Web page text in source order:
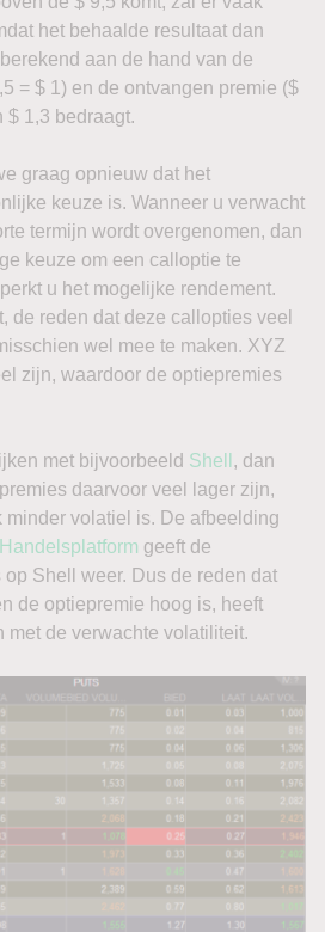
het behaalde resultaat dan
aan de hand van de
= $ 1) en de ontvangen premie ($
$ 1,3 bedraagt.
graag opnieuw dat het
keuze is. Wanneer u verwacht
termijn wordt overgenomen, dan
keuze om een calloptie te
u het mogelijke rendement.
de reden dat deze callopties veel
wel mee te maken. XYZ
zijn, waardoor de optiepremies
met bijvoorbeeld Shell , dan
daarvoor veel lager zijn,
minder volatiel is. De afbeelding
Handelsplatform geeft de
Shell weer. Dus de reden dat
de optiepremie hoog is, heeft
met de verwachte volatiliteit.